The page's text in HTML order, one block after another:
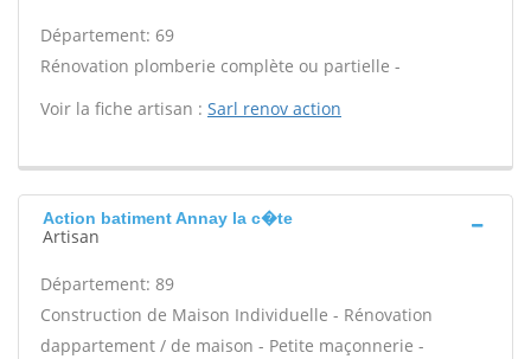
Département: 69
Rénovation plomberie complète ou partielle -
Voir la fiche artisan : Sarl renov action
Action batiment Annay la c�te
Artisan
Département: 89
Construction de Maison Individuelle - Rénovation
dappartement / de maison - Petite maçonnerie -